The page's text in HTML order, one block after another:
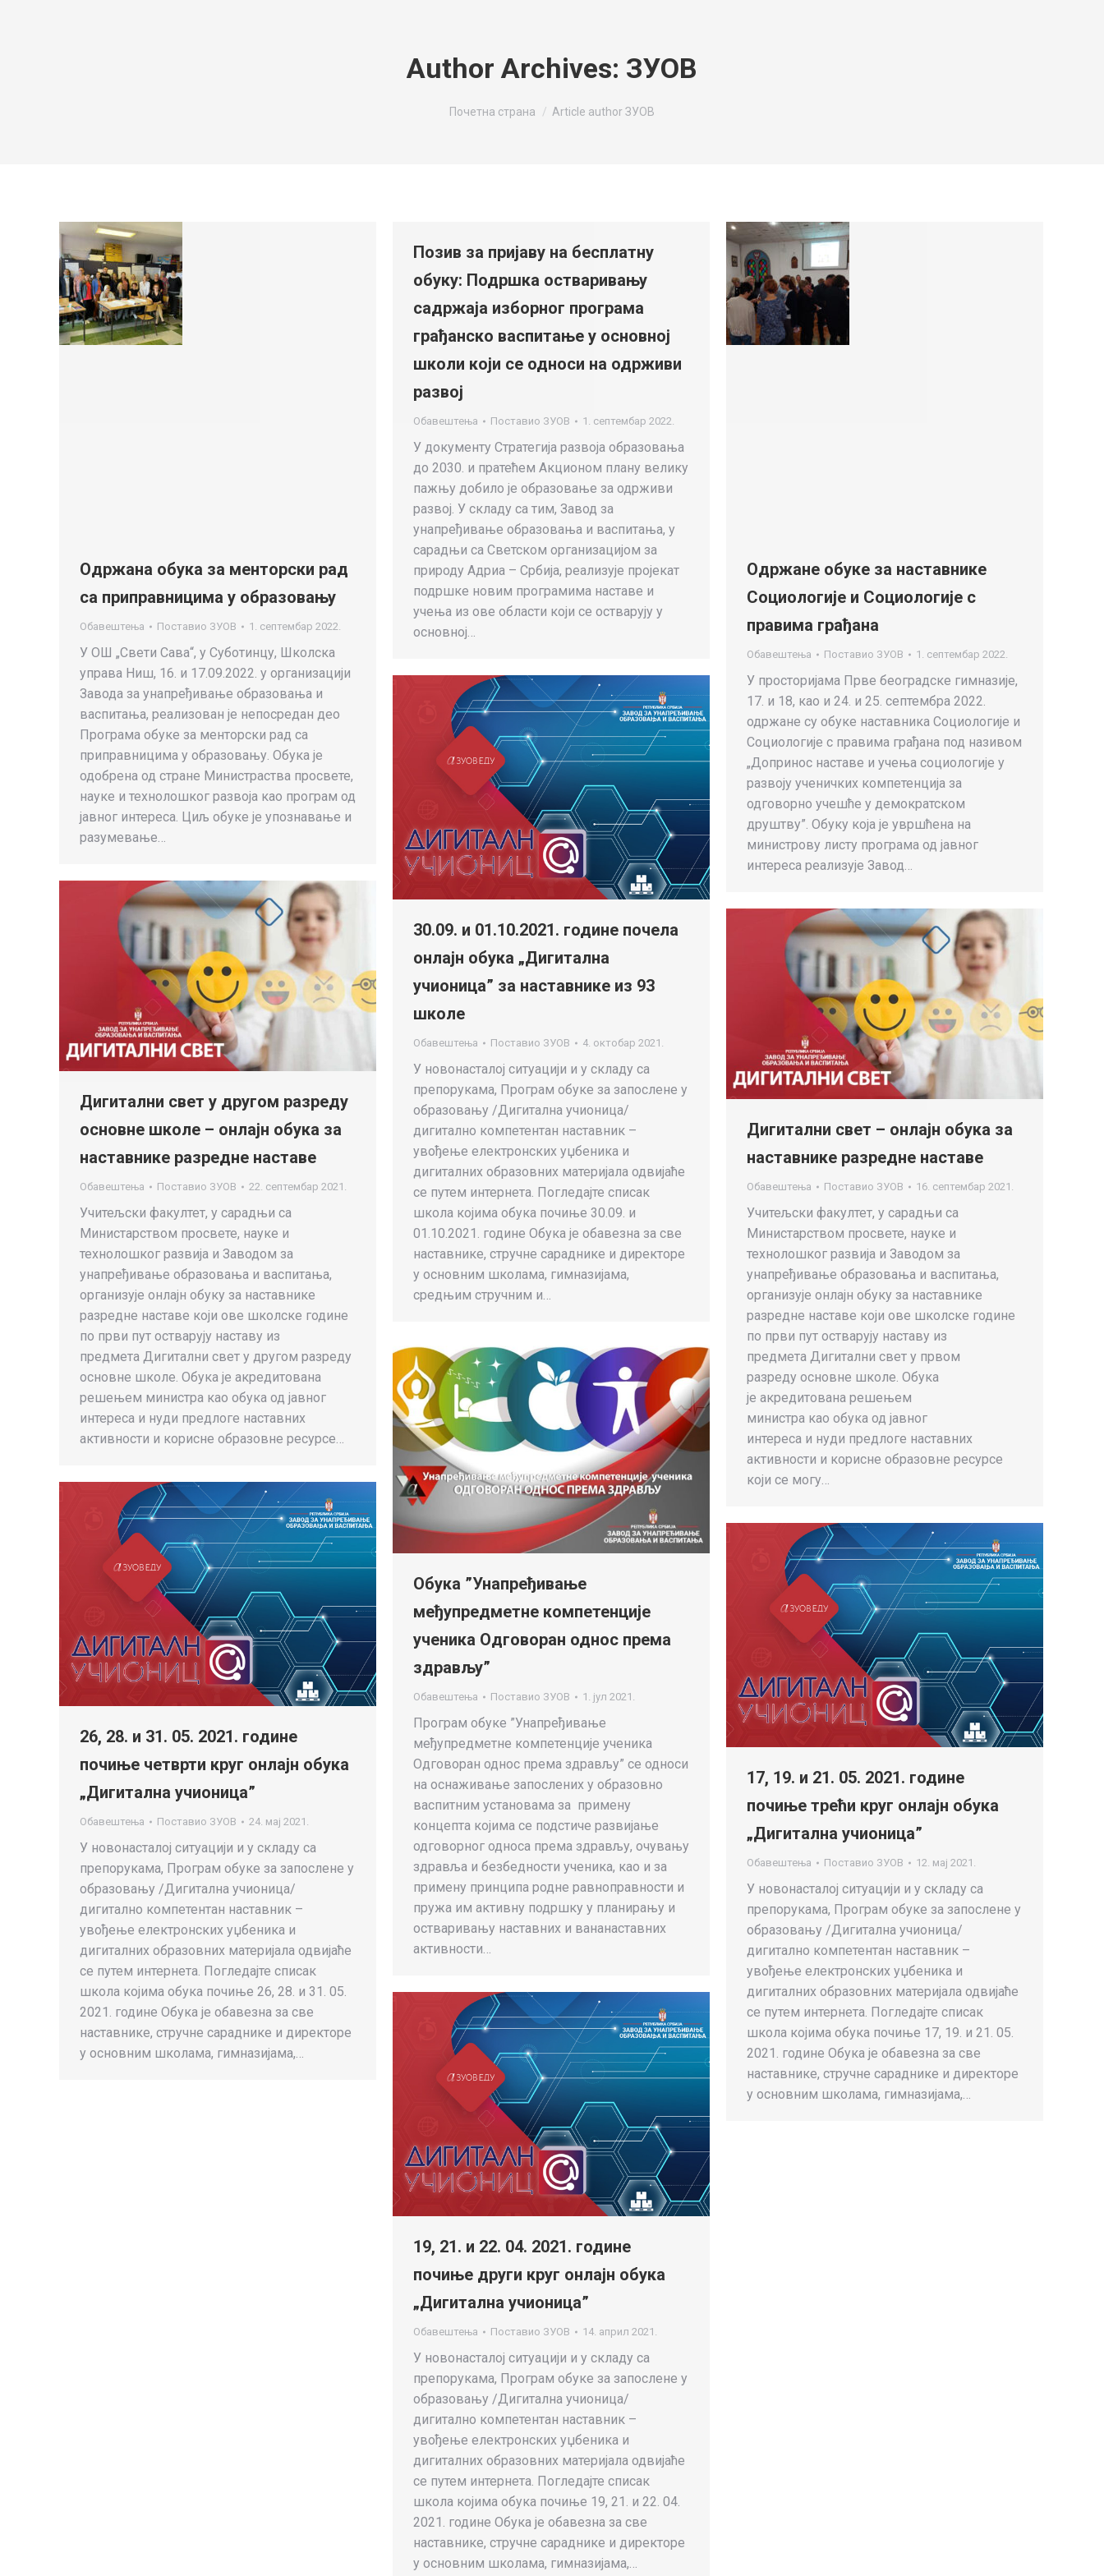
Author Archives: ЗУОВ
You are here:
Почетна страна Article author ЗУОВ
Одржана обука за менторски рад
са приправницима у образовању
Обавештења Поставио ЗУОВ 1. септембар 2022.
У ОШ „Свети Сава“, у Суботинцу, Школска
управа Ниш, 16. и 17.09.2022. у организацији
Завода за унапређивање образовања и
васпитања, реализован је непосредан део
Програма обуке за менторски рад са
приправницима у образовању. Обука је
одобрена од стране Министраства просвете,
науке и технолошког развоја као програм од
јавног интереса. Циљ обуке је упознавање и
разумевање…
Позив за пријаву на бесплатну
обуку: Подршка остваривању
садржаја изборног програма
грађанско васпитање у основној
школи који се односи на одрживи
развој
Обавештења Поставио ЗУОВ 1. септембар 2022.
У документу Стратегија развоја образовања
до 2030. и пратећем Акционом плану велику
пажњу добило је образовање за одрживи
развој. У складу са тим, Завод за
унапређивање образовања и васпитања, у
сарадњи са Светском организацијом за
природу Адриа – Србија, реализује пројекат
подршке новим програмима наставе и
учења из ове области који се остварују у
основној…
Одржане обуке за наставнике
Социологије и Социологије с
правима грађана
Обавештења Поставио ЗУОВ 1. септембар 2022.
У просторијама Прве београдске гимназије,
17. и 18, као и 24. и 25. септембра 2022.
одржане су обуке наставника Социологије и
Социологије с правима грађана под називом
„Допринос наставе и учења социологије у
развоју ученичких компетенција за
одговорно учешће у демократском
друштву”. Обуку која је увршћена на
министрову листу програма од јавног
интереса реализује Завод…
30.09. и 01.10.2021. године почела
онлајн обука „Дигитална
учионица” за наставнике из 93
школе
Обавештења Поставио ЗУОВ 4. октобар 2021.
У новонасталој ситуацији и у складу са
препорукама, Програм обуке за запослене у
образовању /Дигитална учионица/
дигитално компетентан наставник –
увођење електронских уџбеника и
дигиталних образовних материјала одвијаће
се путем интернета. Погледајте списак
школа којима обука почиње 30.09. и
01.10.2021. године Обука је обавезна за све
наставнике, стручне сараднике и директоре
у основним школама, гимназијама,
средњим стручним и…
Дигитални свет у другом разреду
основне школе – онлајн обука за
наставнике разредне наставе
Обавештења Поставио ЗУОВ 22. септембар 2021.
Учитељски факултет, у сарадњи са
Министарством просвете, науке и
технолошког развија и Заводом за
унапређивање образовања и васпитања,
организује онлајн обуку за наставнике
разредне наставе који ове школске године
по први пут остварују наставу из
предмета Дигитални свет у другом разреду
основне школе. Обука је акредитована
решењем министра као обука од јавног
интереса и нуди предлоге наставних
активности и корисне образовне ресурсе…
Дигитални свет – онлајн обука за
наставнике разредне наставе
Обавештења Поставио ЗУОВ 16. септембар 2021.
Учитељски факултет, у сарадњи са
Министарством просвете, науке и
технолошког развија и Заводом за
унапређивање образовања и васпитања,
организује онлајн обуку за наставнике
разредне наставе који ове школске године
по први пут остварују наставу из
предмета Дигитални свет у првом
разреду основне школе. Обука
је акредитована решењем
министра као обука од јавног
интереса и нуди предлоге наставних
активности и корисне образовне ресурсе
који се могу…
Обука ”Унапређивање
међупредметне компетенције
ученика Одговоран однос према
здрављу”
Обавештења Поставио ЗУОВ 1. јул 2021.
Програм обуке ”Унапређивање
међупредметне компетенције ученика
Одговоран однос према здрављу” се односи
на оснаживање запослених у образовно
васпитним установама за примену
концепта којима се подстиче развијање
одговорног односа према здрављу, очувању
здравља и безбедности ученика, као и за
примену принципа родне равноправности и
пружа им активну подршку у планирању и
остваривању наставних и вананаставних
активности…
26, 28. и 31. 05. 2021. године
почиње четврти круг онлајн обука
„Дигитална учионица”
Обавештења Поставио ЗУОВ 24. мај 2021.
У новонасталој ситуацији и у складу са
препорукама, Програм обуке за запослене у
образовању /Дигитална учионица/
дигитално компетентан наставник –
увођење електронских уџбеника и
дигиталних образовних материјала одвијаће
се путем интернета. Погледајте списак
школа којима обука почиње 26, 28. и 31. 05.
2021. године Обука је обавезна за све
наставнике, стручне сараднике и директоре
у основним школама, гимназијама,…
17, 19. и 21. 05. 2021. године
почиње трећи круг онлајн обука
„Дигитална учионица”
Обавештења Поставио ЗУОВ 12. мај 2021.
У новонасталој ситуацији и у складу са
препорукама, Програм обуке за запослене у
образовању /Дигитална учионица/
дигитално компетентан наставник –
увођење електронских уџбеника и
дигиталних образовних материјала одвијаће
се путем интернета. Погледајте списак
школа којима обука почиње 17, 19. и 21. 05.
2021. године Обука је обавезна за све
наставнике, стручне сараднике и директоре
у основним школама, гимназијама,…
19, 21. и 22. 04. 2021. године
почиње други круг онлајн обука
„Дигитална учионица”
Обавештења Поставио ЗУОВ 14. април 2021.
У новонасталој ситуацији и у складу са
препорукама, Програм обуке за запослене у
образовању /Дигитална учионица/
дигитално компетентан наставник –
увођење електронских уџбеника и
дигиталних образовних материјала одвијаће
се путем интернета. Погледајте списак
школа којима обука почиње 19, 21. и 22. 04.
2021. године Обука је обавезна за све
наставнике, стручне сараднике и директоре
у основним школама, гимназијама,…